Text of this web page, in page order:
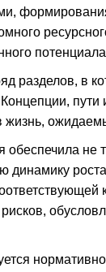
разделов, в
жизнь,
обеспечила не
динамику